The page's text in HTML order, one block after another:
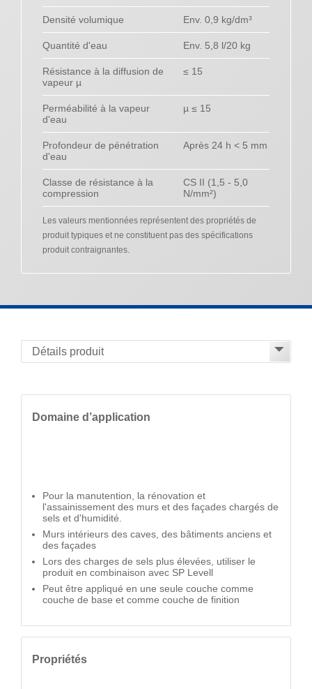
Densité volumique Env. 0,9 kg/dm³
Quantité d'eau Env. 5,8 l/20 kg
Résistance à la diffusion de
vapeur µ
≤ 15
Perméabilité à la vapeur
d'eau
µ ≤ 15
Profondeur de pénétration
d'eau
Après 24 h < 5 mm
Classe de résistance à la
compression
CS II (1,5 - 5,0
N/mm²)
Les valeurs mentionnées représentent des propriétés de
produit typiques et ne constituent pas des spécifications
produit contraignantes.
Domaine d’application
Pour la manutention, la rénovation et
l'assainissement des murs et des façades chargés de
sels et d'humidité.
Murs intérieurs des caves, des bâtiments anciens et
des façades
Lors des charges de sels plus élevées, utiliser le
produit en combinaison avec SP Levell
Peut être appliqué en une seule couche comme
couche de base et comme couche de finition
Propriétés